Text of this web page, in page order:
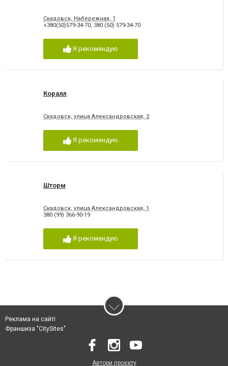
Скадовск, Набережная, 1
+380(50)579-34-70, 380 (50) 579-34-70
Я рекомендую
Коралл
Скадовск, улица Александровская, 2
Я рекомендую
Шторм
Скадовск, улица Александровская, 1
380 (99) 366-90-19
Я рекомендую
Реклама на сайті
Франшиза "CitySites"
Автори проєкту